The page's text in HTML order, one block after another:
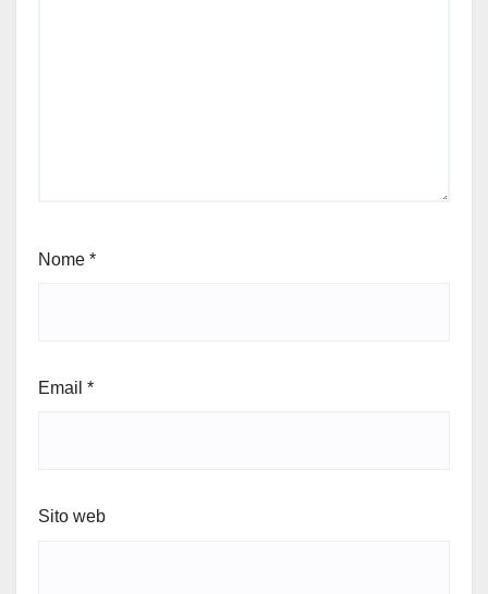
Nome *
Email *
Sito web